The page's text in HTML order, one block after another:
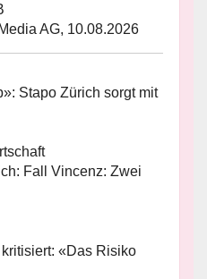
AG, 10.08.2026
Stapo Zürich sorgt mit
Fall Vincenz: Zwei
«Das Risiko